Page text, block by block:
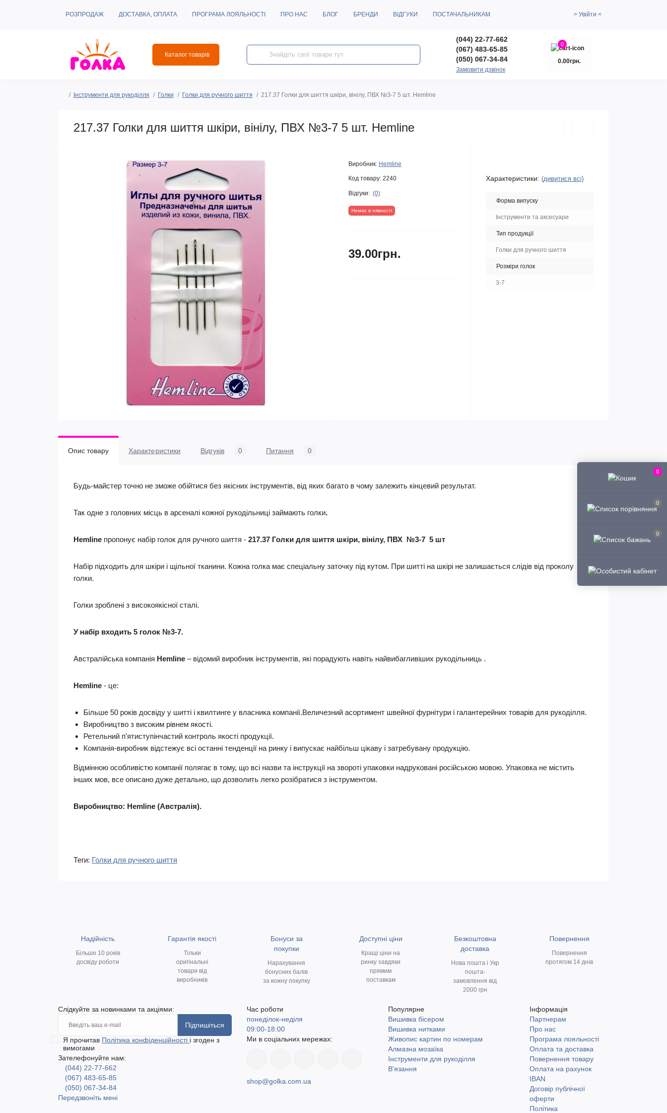
0
0
0
РОЗПРОДАЖ ДОСТАВКА, ОПЛАТА ПРОГРАМА ЛОЯЛЬНОСТІ ПРО НАС БЛОГ БРЕНДИ ВІДГУКИ ПОСТАЧАЛЬНИКАМ > Увійти <
Каталог товарів
(044) 22-77-662
(067) 483-65-85
(050) 067-34-84
Замовити дзвінок
0
0.00грн.
Інструменти для рукоділля Голки Голки для ручного шиття 217.37 Голки для шиття шкіри, вінілу, ПВХ №3-7 5 шт. Hemline
217.37 Голки для шиття шкіри, вінілу, ПВХ №3-7 5 шт. Hemline
Виробник: Hemline
Код товару: 2240
Відгуки: (0)
Немає в нявності
39.00грн.
Характеристики: (дивитися всі)
Форма випуску
Інструменти та аксесуари
Тип продукції
Голки для ручного шиття
Розміри голок
3-7
Опис товару Характеристики Відгуків 0 Питання 0
Будь-майстер точно не зможе обійтися без якісних інструментів, від яких багато в чому залежить кінцевий результат.
Так одне з головних місць в арсеналі кожної рукодільниці займають голки.
Hemline пропонує набір голок для ручного шиття - 217.37 Голки для шиття шкіри, вінілу, ПВХ №3-7 5 шт
Набір підходить для шкіри і щільної тканини. Кожна голка має спеціальну заточку під кутом. При шитті на шкірі не залишається слідів від проколу
голки.
Голки зроблені з високоякісної сталі.
У набір входить 5 голок №3-7.
Австралійська компанія Hemline – відомий виробник інструментів, які порадують навіть найвибагливіших рукодільниць .
Hemline - це:
Більше 50 років досвіду у шитті і квилтинге у власника компанії.Величезний асортимент швейної фурнітури і галантерейних товарів для рукоділля.
Виробництво з високим рівнем якості.
Ретельний п'ятиступінчастий контроль якості продукції.
Компанія-виробник відстежує всі останні тенденції на ринку і випускає найбільш цікаву і затребувану продукцію.
Відмінною особливістю компанії полягає в тому, що всі назви та інструкції на звороті упаковки надруковані російською мовою. Упаковка не містить
інших мов, все описано дуже детально, що дозволить легко розібратися з інструментом.
Виробництво: Hemline (Австралія).
Теги: Голки для ручного шиття
Надійність
Більше 10 років
досвіду роботи
Гарантія якості
Тільки
оригінальні
товари від
виробників
Бонуси за
покупки
Нарахування
бонусних балів
за кожну покупку
Доступні ціни
Кращі ціни на
ринку завдяки
прямим
поставкам
Безкоштовна
доставка
Нова пошта і Укр
пошта-
замовлення від
2000 грн
Повернення
Повернення
протягом 14 днів
Слідкуйте за новинками та акціями:
Підпишіться
Я прочитав Політика конфіденційності і згоден з
вимогами
Зателефонуйте нам:
(044) 22-77-662
(067) 483-65-85
(050) 067-34-84
Передзвоніть мені
Час роботи
понеділок-неділя
09:00-18:00
Ми в соціальних мережах:
shop@golka.com.ua
Популярне
Вишивка бісером
Вишивка нитками
Живопис картин по номерам
Алмазна мозаїка
Інструменти для рукоділля
В'язання
Інформація
Партнерам
Про нас
Програма лояльності
Оплата та доставка
Повернення товару
Оплата на рахунок
IBAN
Договір публічної
оферти
Політика